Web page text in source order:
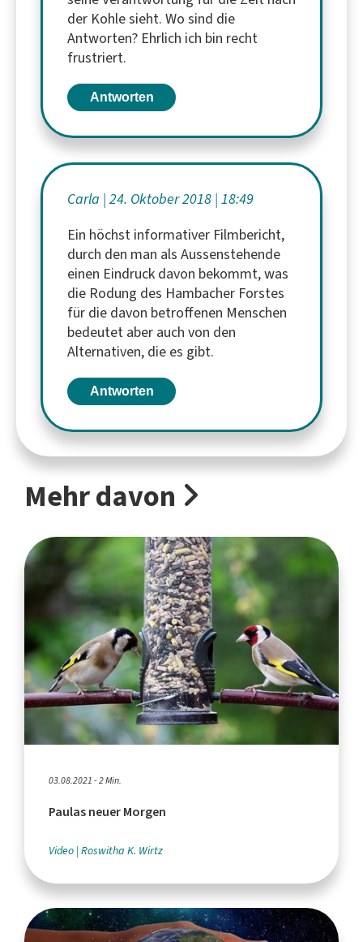
der Kohle sieht. Wo sind die
Antworten? Ehrlich ich bin recht
frustriert.
Antworten
Carla 24. Oktober 2018 18:49
Ein höchst informativer Filmbericht,
durch den man als Aussenstehende
einen Eindruck davon bekommt, was
die Rodung des Hambacher Forstes
für die davon betroffenen Menschen
bedeutet aber auch von den
Alternativen, die es gibt.
Antworten
Mehr davon
03.08.2021 - 2 Min.
Paulas neuer Morgen
Video Roswitha K. Wirtz